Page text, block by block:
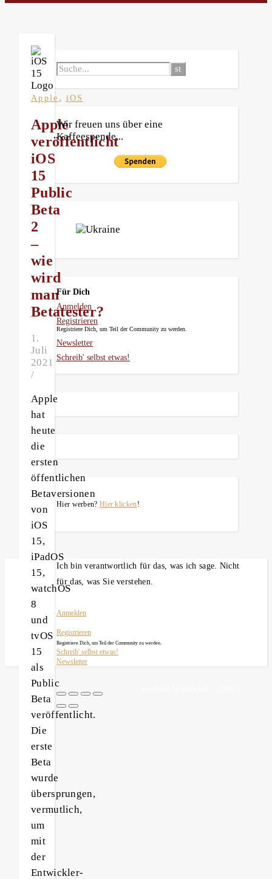
Apple , iOS
Apple
veröffentlicht
iOS
15
Public
Beta
2
–
wie
wird
man
Betatester?
1.
Juli
2021
/
Apple
hat
heute
die
ersten
öffentlichen
Betaversionen
von
iOS
15,
iPadOS
15,
watchOS
8
und
tvOS
15
als
Public
Beta
veröffentlicht.
Die
erste
Beta
wurde
übersprungen,
vermutlich,
um
mit
der
Entwickler-
Wir freuen uns über eine
Kaffeespende...
Für Dich
Anmelden
Registrieren
Registriere Dich, um Teil der Community zu werden.
Newsletter
Schreib' selbst etwas!
Hier werben? Hier klicken!
Ich bin verantwortlich für das, was ich sage. Nicht
für das, was Sie verstehen.
Anmelden
Registrieren
Registriere Dich, um Teil der Community zu werden.
Schreib' selbst etwas!
Newsletter